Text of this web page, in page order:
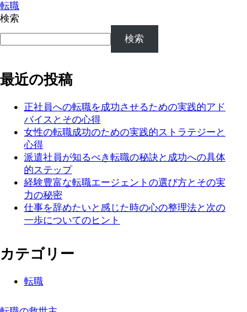
転職
検索
検索
最近の投稿
正社員への転職を成功させるための実践的アド
バイスとその心得
女性の転職成功のための実践的ストラテジーと
心得
派遣社員が知るべき転職の秘訣と成功への具体
的ステップ
経験豊富な転職エージェントの選び方とその実
力の秘密
仕事を辞めたいと感じた時の心の整理法と次の
一歩についてのヒント
カテゴリー
転職